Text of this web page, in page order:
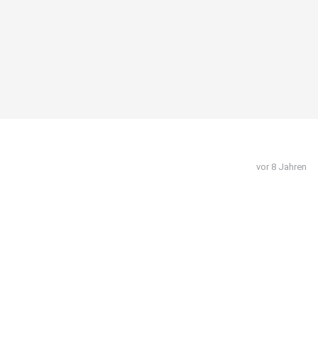
vor 8 Jahren